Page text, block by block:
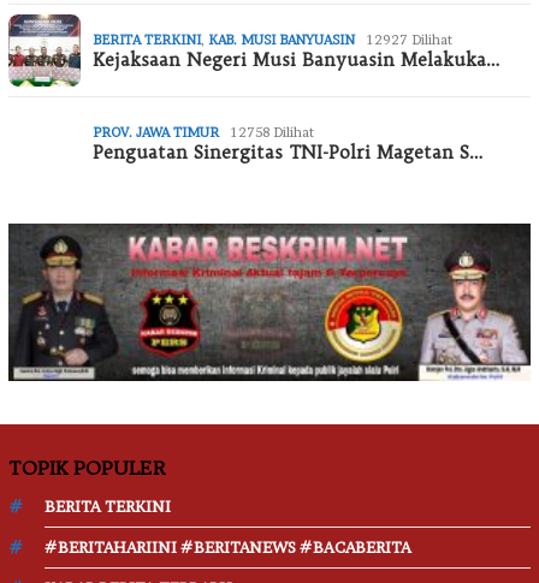
BERITA TERKINI, KAB. MUSI BANYUASIN 12927 Dilihat
Kejaksaan Negeri Musi Banyuasin Melakuka…
PROV. JAWA TIMUR 12758 Dilihat
Penguatan Sinergitas TNI-Polri Magetan S…
TOPIK POPULER
BERITA TERKINI
#BERITAHARIINI #BERITANEWS #BACABERITA